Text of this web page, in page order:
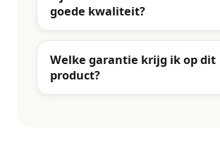
goede kwaliteit?
Welke garantie krijg ik op dit
product?